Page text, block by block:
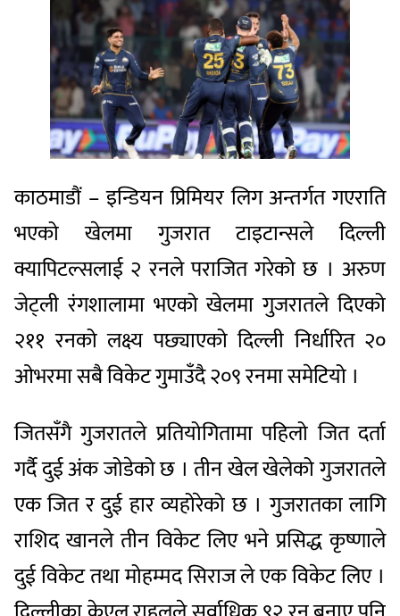
काठमाडौं – इन्डियन प्रिमियर लिग अन्तर्गत गएराति
भएको खेलमा गुजरात टाइटान्सले दिल्ली
क्यापिटल्सलाई २ रनले पराजित गरेको छ । अरुण
जेट्ली रंगशालामा भएको खेलमा गुजरातले दिएको
२११ रनको लक्ष्य पछ्याएको दिल्ली निर्धारित २०
ओभरमा सबै विकेट गुमाउँदै २०९ रनमा समेटियो ।
जितसँगै गुजरातले प्रतियोगितामा पहिलो जित दर्ता
गर्दै दुई अंक जोडेको छ । तीन खेल खेलेको गुजरातले
एक जित र दुई हार व्यहोरेको छ । गुजरातका लागि
राशिद खानले तीन विकेट लिए भने प्रसिद्ध कृष्णाले
दुई विकेट तथा मोहम्मद सिराज ले एक विकेट लिए ।